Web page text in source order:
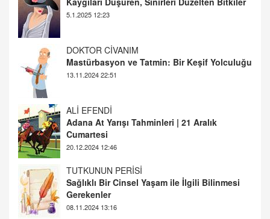
13.11.2024 22:51
ALİ EFENDİ
Adana At Yarışı Tahminleri | 21 Aralık
Cumartesi
TUTKUNUN PERİSİ
Sağlıklı Bir Cinsel Yaşam ile İlgili Bilinmesi
Gerekenler
08.11.2024 13:16
FARUK ÖNALAN
Tezkere Onaylanmasaydı…
2 Kasım 2021 Salı 00:11